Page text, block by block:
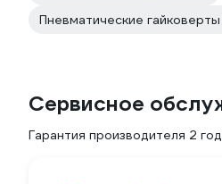
Пневматические
Сервисное
Гарантия производителя 2